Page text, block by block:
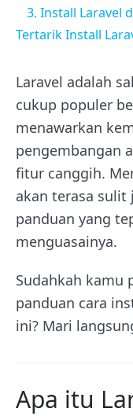
3. Install Laravel
Tertarik Install
Laravel adalah
cukup populer
menawarkan
pengembangan
fitur canggih.
akan terasa
panduan yang
menguasainya.
Sudahkah kamu
panduan cara
ini? Mari
Apa itu